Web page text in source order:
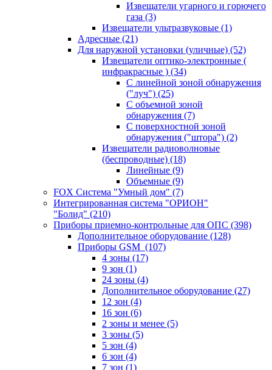
Извещатели угарного и горючего
газа (3)
Извещатели ультразвуковые (1)
Адресные (21)
Для наружной установки (уличные) (52)
Извещатели оптико-электронные (
инфракрасные ) (34)
С линейной зоной обнаружения
("луч") (25)
С объемной зоной
обнаружения (7)
С поверхностной зоной
обнаружения ("штора") (2)
Извещатели радиоволновые
(беспроводные) (18)
Линейные (9)
Объемные (9)
FOX Система "Умный дом" (7)
Интегрированная система "ОРИОН"
"Болид" (210)
Приборы приемно-контрольные для ОПС (398)
Дополнительное оборудование (128)
Приборы GSM (107)
4 зоны (17)
9 зон (1)
24 зоны (4)
Дополнительное оборудование (27)
12 зон (4)
16 зон (6)
2 зоны и менее (5)
3 зоны (5)
5 зон (4)
6 зон (4)
7 зон (1)